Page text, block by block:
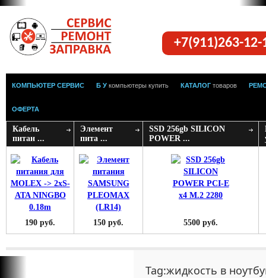
+7(911)263-
КОМПЬЮТЕР СЕРВИС Б У компьютеры купить КАТАЛОГ товаров
ОФЕРТА
Кабель
питан ...
190 руб.
Элемент
пита ...
150 руб.
SSD 256gb SILICON
POWER ...
5500 руб.
Tag:жидкость в